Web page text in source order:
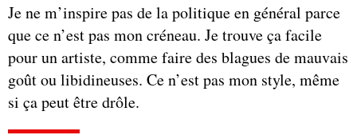
Je ne m’inspire pas de la politique en général parce
que ce n’est pas mon créneau. Je trouve ça facile
pour un artiste, comme faire des blagues de mauvais
goût ou libidineuses. Ce n’est pas mon style, même
si ça peut être drôle.